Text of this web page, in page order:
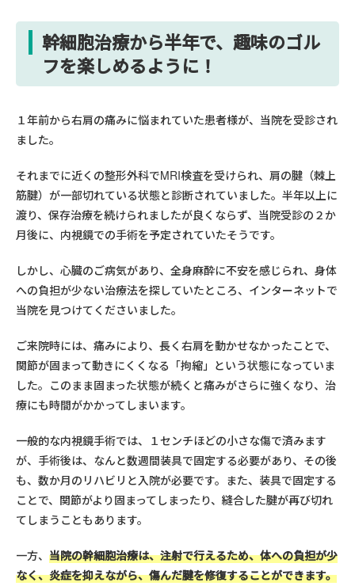
幹細胞治療から半年で、趣味のゴル
フを楽しめるように！
１年前から右肩の痛みに悩まれていた患者様が、当院を受診され
ました。
それまでに近くの整形外科でMRI検査を受けられ、肩の腱（棘上
筋腱）が一部切れている状態と診断されていました。半年以上に
渡り、保存治療を続けられましたが良くならず、当院受診の２か
月後に、内視鏡での手術を予定されていたそうです。
しかし、心臓のご病気があり、全身麻酔に不安を感じられ、身体
への負担が少ない治療法を探していたところ、インターネットで
当院を見つけてくださいました。
ご来院時には、痛みにより、長く右肩を動かせなかったことで、
関節が固まって動きにくくなる「拘縮」という状態になっていま
した。このまま固まった状態が続くと痛みがさらに強くなり、治
療にも時間がかかってしまいます。
一般的な内視鏡手術では、 １センチほどの小さな傷で済みます
が、手術後は、なんと数週間装具で固定する必要があり、その後
も、数か月のリハビリと入院が必要です。また、装具で固定する
ことで、関節がより固まってしまったり、縫合した腱が再び切れ
てしまうこともあります。
一方、 当院の幹細胞治療は、注射で行えるため、体への負担が少
なく、炎症を抑えながら、傷んだ腱を修復することができます。